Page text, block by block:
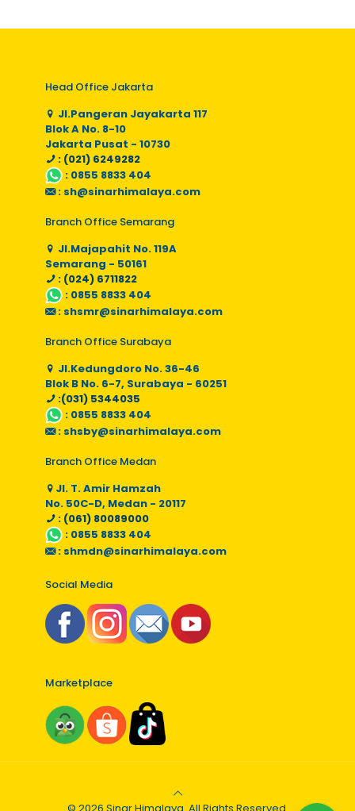
Head Office Jakarta
Jl.Pangeran Jayakarta 117
Blok A No. 8-10
Jakarta Pusat - 10730
: (021) 6249282
: 0855 8833 404
: sh@sinarhimalaya.com
Branch Office Semarang
Jl.Majapahit No. 119A
Semarang - 50161
: (024) 6711822
: 0855 8833 404
: shsmr@sinarhimalaya.com
Branch Office Surabaya
Jl.Kedungdoro No. 36-46
Blok B No. 6-7, Surabaya - 60251
:(031) 5344035
: 0855 8833 404
: shsby@sinarhimalaya.com
Branch Office Medan
Jl. T. Amir Hamzah
No. 50C-D, Medan - 20117
: (061) 80089000
: 0855 8833 404
: shmdn@sinarhimalaya.com
Social Media
Marketplace
© 2026 Sinar Himalaya. All Rights Reserved.